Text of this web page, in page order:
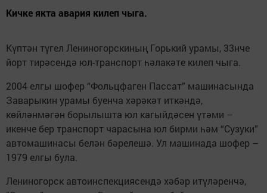
Кичке якта авария килеп чыга.
Күптән түгел Лениногорскиның Горький урамы, 33нче
йорт тирәсендә юл-транспорт һәлакәте килеп чыга.
2004 елгы шофер “Фольцфаген Пассат” машинасында
Заварыкин урамы буенча хәрәкәт иткәндә,
көйләнмәгән борылышта юл кагыйдәсен үтәми –
икенче бер транспорт чарасына юл бирми һәм “Сузуки”
автомашинасы белән бәрелешә. Ул машинада шофер –
1979 елгы була.
Лениногорск автоинспекциясендә хәбәр итүләренчә,